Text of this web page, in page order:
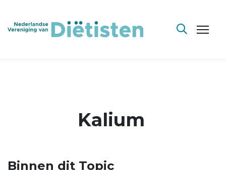
Kalium
Binnen dit Topic